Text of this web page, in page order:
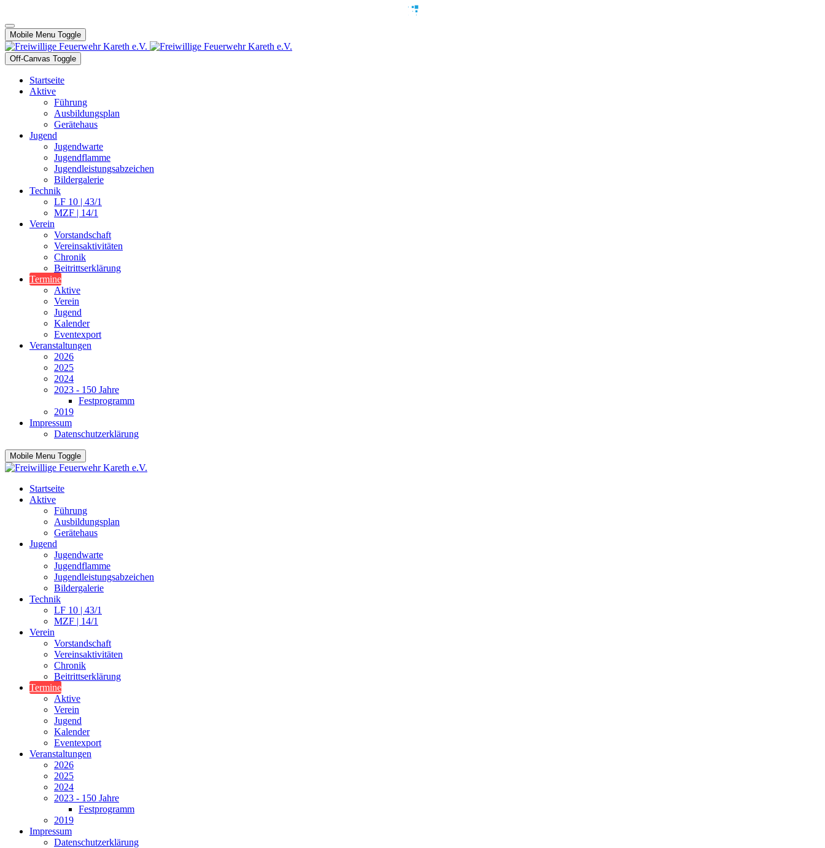
Mobile Menu Toggle
Off-Canvas Toggle
Startseite
Aktive
Führung
Ausbildungsplan
Gerätehaus
Jugend
Jugendwarte
Jugendflamme
Jugendleistungsabzeichen
Bildergalerie
Technik
LF 10 | 43/1
MZF | 14/1
Verein
Vorstandschaft
Vereinsaktivitäten
Chronik
Beitrittserklärung
Termine
Aktive
Verein
Jugend
Kalender
Eventexport
Veranstaltungen
2026
2025
2024
2023 - 150 Jahre
Festprogramm
2019
Impressum
Datenschutzerklärung
Mobile Menu Toggle
Startseite
Aktive
Führung
Ausbildungsplan
Gerätehaus
Jugend
Jugendwarte
Jugendflamme
Jugendleistungsabzeichen
Bildergalerie
Technik
LF 10 | 43/1
MZF | 14/1
Verein
Vorstandschaft
Vereinsaktivitäten
Chronik
Beitrittserklärung
Termine
Aktive
Verein
Jugend
Kalender
Eventexport
Veranstaltungen
2026
2025
2024
2023 - 150 Jahre
Festprogramm
2019
Impressum
Datenschutzerklärung